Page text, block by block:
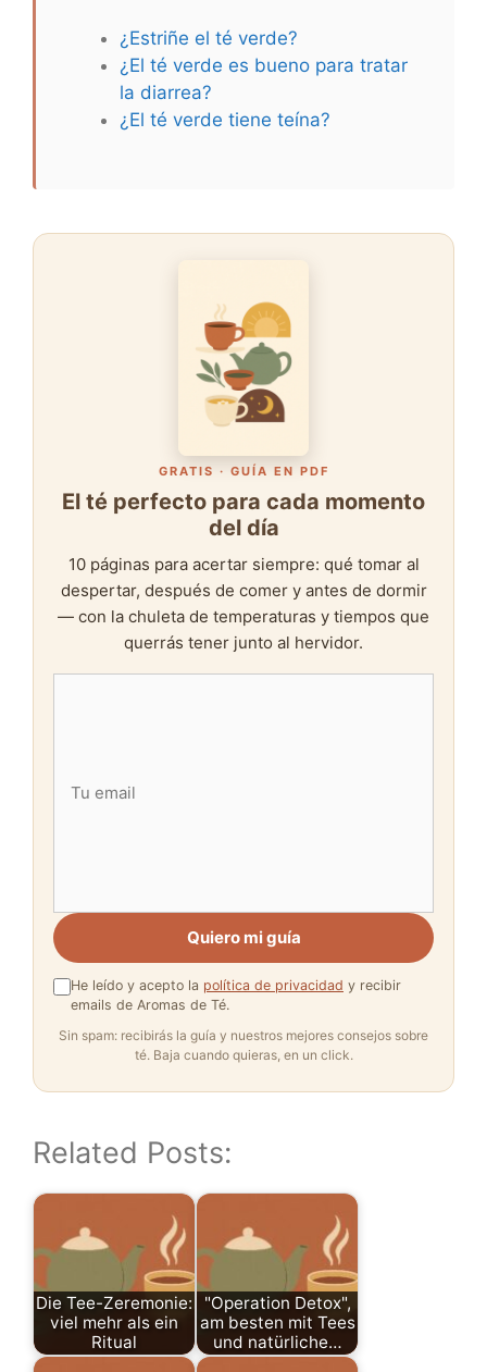
¿Estriñe el té verde?
¿El té verde es bueno para tratar
la diarrea?
¿El té verde tiene teína?
GRATIS · GUÍA EN PDF
El té perfecto para cada momento
del día
10 páginas para acertar siempre: qué tomar al
despertar, después de comer y antes de dormir
— con la chuleta de temperaturas y tiempos que
querrás tener junto al hervidor.
Quiero mi guía
He leído y acepto la política de privacidad y recibir
emails de Aromas de Té.
Sin spam: recibirás la guía y nuestros mejores consejos sobre
té. Baja cuando quieras, en un click.
Related Posts:
Die Tee-Zeremonie:
viel mehr als ein
Ritual
"Operation Detox",
am besten mit Tees
und natürliche…